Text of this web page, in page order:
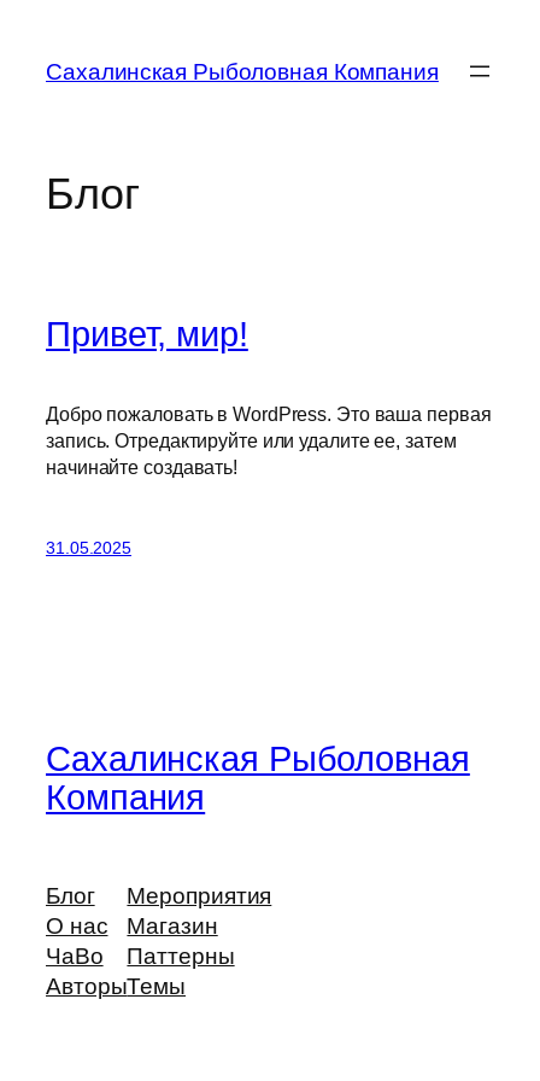
содержимому
Сахалинская Рыболовная Компания
Блог
Привет, мир!
Добро пожаловать в WordPress. Это ваша первая
запись. Отредактируйте или удалите ее, затем
начинайте создавать!
31.05.2025
Сахалинская Рыболовная
Компания
Блог
О нас
ЧаВо
Авторы
Мероприятия
Магазин
Паттерны
Темы